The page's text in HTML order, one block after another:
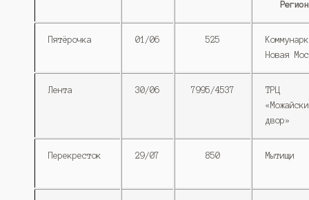
Регион
Пятёрочка 01/06 525
Новая
Лента 30/06 7995/4537
ТРЦ
двор»
Перекресток 29/07 850 Мытищи